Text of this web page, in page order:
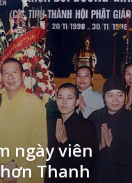
ngày viên
Thanh